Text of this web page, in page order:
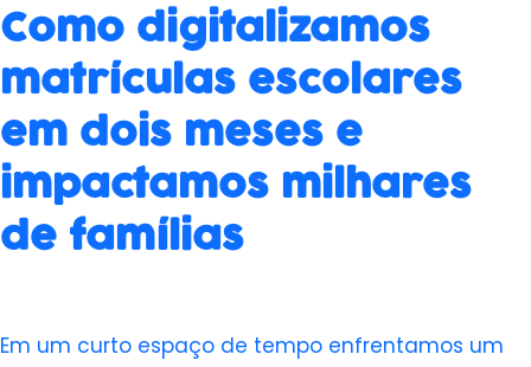
Como digitalizamos
matrículas escolares
em dois meses e
impactamos milhares
de famílias
Em um curto espaço de tempo enfrentamos um